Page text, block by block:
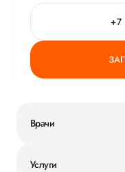
+7
Врачи
Услуги